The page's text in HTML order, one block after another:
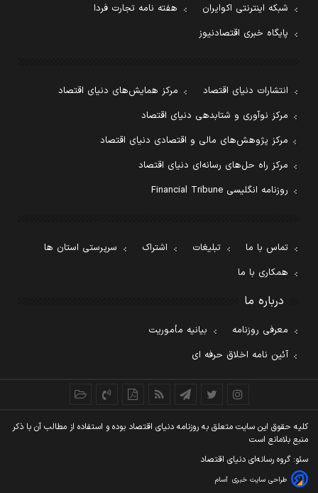
شبکه اینترنتی اکوایران
هفته نامه تجارت فردا
پایگاه خبری اقتصادنیوز
انتشارات دنیای اقتصاد
مرکز همایش‌های دنیای اقتصاد
مرکز نوآوری و شتابدهی دنیای اقتصاد
مرکز پژوهش‌های مالی و اقتصادی دنیای اقتصاد
مرکز راه حل‌های رسانه‌ای دنیای اقتصاد
روزنامه انگلیسی Financial Tribune
تماس با ما تبلیغات اشتراک
سرپرستی استان ها
همکاری با ما
درباره ما
معرفی روزنامه
بیانیه مأموریت
آئین نامه اخلاق حرفه ای
کليه حقوق اين سايت متعلق به روزنامه دنيای اقتصاد بوده و استفاده از مطالب آن با ذکر
منبع بلامانع است
سئو: گروه رسانه‌ای دنیای اقتصاد
طراحی سایت خبری آسام